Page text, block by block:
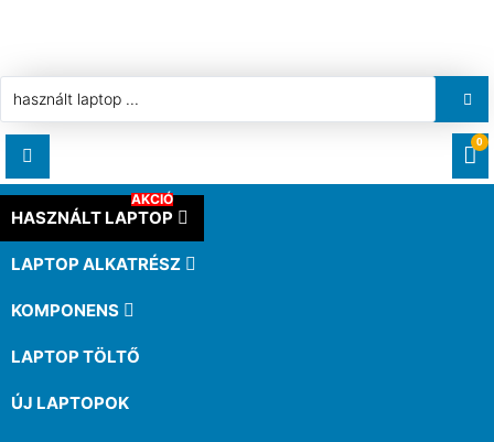
RENDELÉSEK
CÍMEK
FIÓKADATOK
0
HASZNÁLT LAPTOP
AKCIÓ
LAPTOP ALKATRÉSZ
KOMPONENS
LAPTOP TÖLTŐ
ÚJ LAPTOPOK